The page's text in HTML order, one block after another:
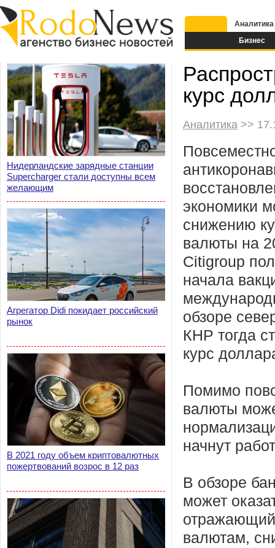
Бизнес
Аналитика
Нидерландские зарядные станции
Supercharger стали доступны всем
желающим
Агрегатор Didi покидает российский
рынок
В 2021 году объем криптовалютных
пожертвований возрос в 12 раз
курс
Аналитика >>
экономики
снижению
валюты на
Citigroup
начала
обзоре
КНР тогда
курс
Помимо
валюты
начнут
В обзоре
может
валютам,